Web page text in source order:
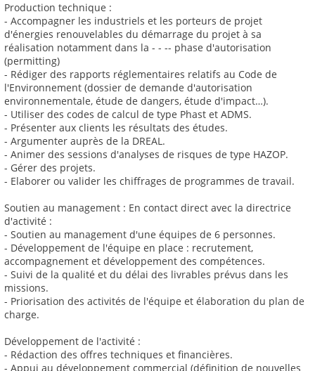
Production technique :
- Accompagner les industriels et les porteurs de projet
d'énergies renouvelables du démarrage du projet à sa
réalisation notamment dans la - - -- phase d'autorisation
(permitting)
- Rédiger des rapports réglementaires relatifs au Code de
l'Environnement (dossier de demande d'autorisation
environnementale, étude de dangers, étude d'impact…).
- Utiliser des codes de calcul de type Phast et ADMS.
- Présenter aux clients les résultats des études.
- Argumenter auprès de la DREAL.
- Animer des sessions d'analyses de risques de type HAZOP.
- Gérer des projets.
- Elaborer ou valider les chiffrages de programmes de travail.
Soutien au management : En contact direct avec la directrice
d'activité :
- Soutien au management d'une équipes de 6 personnes.
- Développement de l'équipe en place : recrutement,
accompagnement et développement des compétences.
- Suivi de la qualité et du délai des livrables prévus dans les
missions.
- Priorisation des activités de l'équipe et élaboration du plan de
charge.
Développement de l'activité :
- Rédaction des offres techniques et financières.
- Appui au développement commercial (définition de nouvelles